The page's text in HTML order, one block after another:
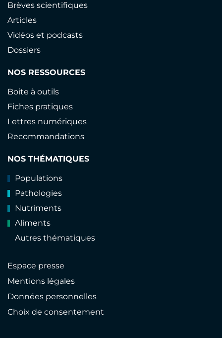
Brèves scientifiques
Articles
Vidéos et podcasts
Dossiers
NOS RESSOURCES
Boite à outils
Fiches pratiques
Lettres numériques
Recommandations
NOS THÉMATIQUES
Populations
Pathologies
Nutriments
Aliments
Autres thématiques
Espace presse
Mentions légales
Données personnelles
Choix de consentement